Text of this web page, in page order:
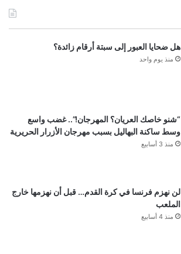
هل ضحايا العبور إلى سبتة أرقام زائدة؟
منذ يوم واحد
“شنو خاصك العريان؟ المهرجان!”.. غضب واسع
وسط ساكنة البهاليل بسبب مهرجان الأزرار الحريرية
منذ 3 أسابيع
لن نهزم فرنسا في كرة القدم… قبل أن نهزمها خارج
الملعب
منذ 4 أسابيع